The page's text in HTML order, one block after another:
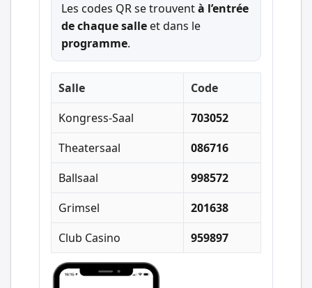
Les codes QR se trouventà l’entrée
de chaque salleet dans le
programme.
Salle
Code
Kongress-Saal
703052
Theatersaal
086716
Ballsaal
998572
Grimsel
201638
Club Casino
959897